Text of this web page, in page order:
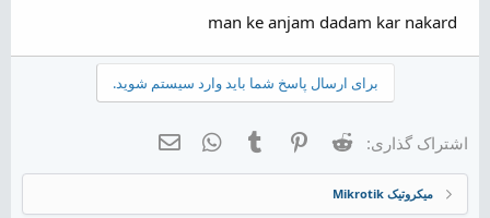
man ke anjam dadam kar nakard
برای ارسال پاسخ شما باید وارد سیستم شوید.
اشتراک گذاری: Reddit
Pinterest
Tumblr
WhatsApp
میکروتیک Mikrotik